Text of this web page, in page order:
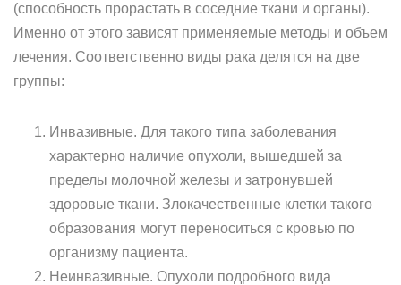
(способность прорастать в соседние ткани и органы).
Именно от этого зависят применяемые методы и объем
лечения. Соответственно виды рака делятся на две
группы:
Инвазивные. Для такого типа заболевания
характерно наличие опухоли, вышедшей за
пределы молочной железы и затронувшей
здоровые ткани. Злокачественные клетки такого
образования могут переноситься с кровью по
организму пациента.
Неинвазивные. Опухоли подробного вида